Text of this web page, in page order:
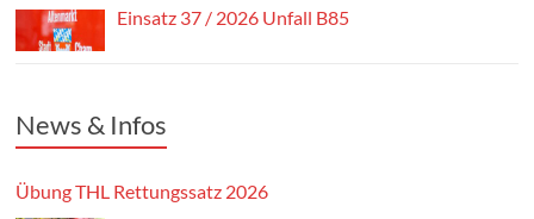
Einsatz 37 / 2026 Unfall B85
News & Infos
Übung THL Rettungssatz 2026